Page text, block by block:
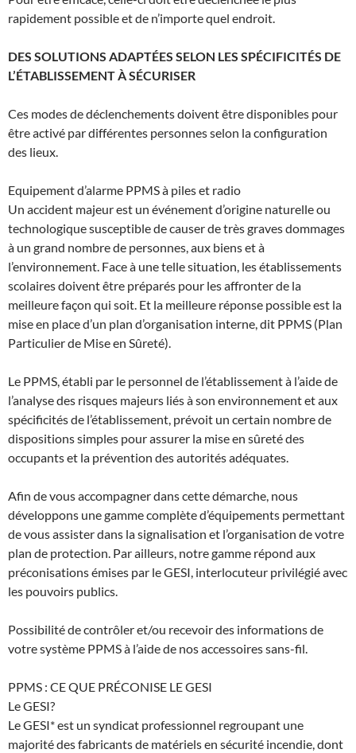
rapidement possible et de n’importe quel endroit.
DES SOLUTIONS ADAPTÉES SELON LES SPÉCIFICITÉS DE
L’ÉTABLISSEMENT À SÉCURISER
Ces modes de déclenchements doivent être disponibles pour
être activé par différentes personnes selon la configuration
des lieux.
Equipement d’alarme PPMS à piles et radio
Un accident majeur est un événement d’origine naturelle ou
technologique susceptible de causer de très graves dommages
à un grand nombre de personnes, aux biens et à
l’environnement. Face à une telle situation, les établissements
scolaires doivent être préparés pour les affronter de la
meilleure façon qui soit. Et la meilleure réponse possible est la
mise en place d’un plan d’organisation interne, dit PPMS (Plan
Particulier de Mise en Sûreté).
Le PPMS, établi par le personnel de l’établissement à l’aide de
l’analyse des risques majeurs liés à son environnement et aux
spécificités de l’établissement, prévoit un certain nombre de
dispositions simples pour assurer la mise en sûreté des
occupants et la prévention des autorités adéquates.
Afin de vous accompagner dans cette démarche, nous
développons une gamme complète d’équipements permettant
de vous assister dans la signalisation et l’organisation de votre
plan de protection. Par ailleurs, notre gamme répond aux
préconisations émises par le GESI, interlocuteur privilégié avec
les pouvoirs publics.
Possibilité de contrôler et/ou recevoir des informations de
votre système PPMS à l’aide de nos accessoires sans-fil.
PPMS : CE QUE PRÉCONISE LE GESI
Le GESI?
Le GESI* est un syndicat professionnel regroupant une
majorité des fabricants de matériels en sécurité incendie, dont